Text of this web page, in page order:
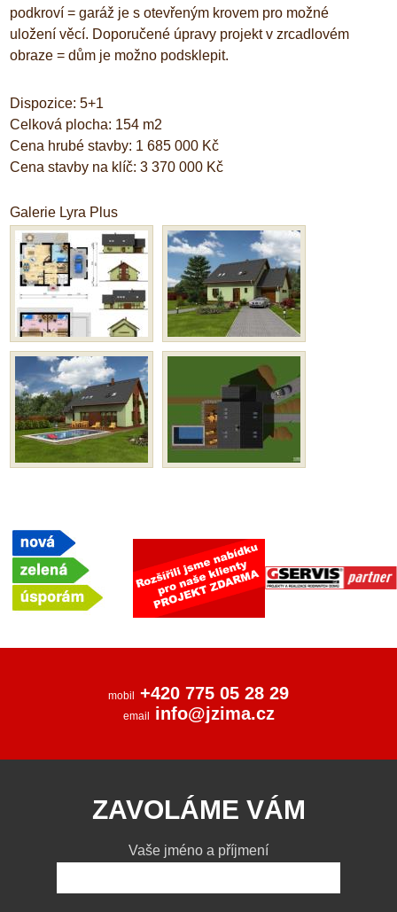
podkroví= garáž je s otevřeným krovem pro možné
uložení věcí. Doporučené úpravy projekt v zrcadlovém
obraze= dům je možno podsklepit.
Dispozice: 5+1
Celková plocha: 154 m2
Cena hrubé stavby: 1 685 000 Kč
Cena stavby na klíč: 3 370 000 Kč
Galerie Lyra Plus
mobil +420 775 05 28 29
email info@jzima.cz
ZAVOLÁME VÁM
Vaše jméno a příjmení